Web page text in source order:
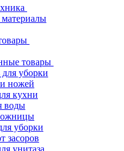
товары
уборки
ножей
кухни
воды
уборки
засоров
унитаза